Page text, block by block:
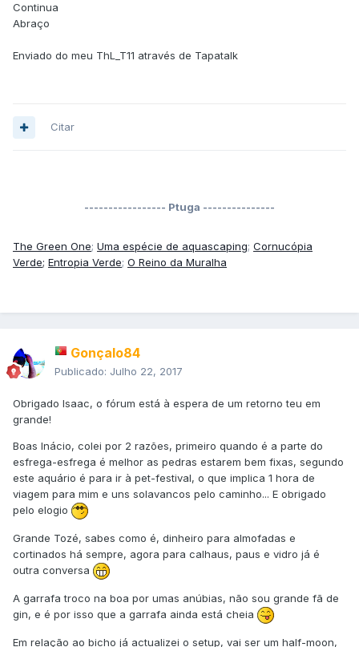
Continua
Abraço
Enviado do meu ThL_T11 através de Tapatalk
Citar
----------------- Ptuga ---------------
The Green One; Uma espécie de aquascaping; Cornucópia
Verde; Entropia Verde; O Reino da Muralha
Gonçalo84
Publicado: Julho 22, 2017
Obrigado Isaac, o fórum está à espera de um retorno teu em
grande!
Boas Inácio, colei por 2 razões, primeiro quando é a parte do
esfrega-esfrega é melhor as pedras estarem bem fixas, segundo
este aquário é para ir à pet-festival, o que implica 1 hora de
viagem para mim e uns solavancos pelo caminho... E obrigado
pelo elogio
Grande Tozé, sabes como é, dinheiro para almofadas e
cortinados há sempre, agora para calhaus, paus e vidro já é
outra conversa
A garrafa troco na boa por umas anúbias, não sou grande fã de
gin, e é por isso que a garrafa ainda está cheia
Em relação ao bicho já actualizei o setup, vai ser um half-moon,